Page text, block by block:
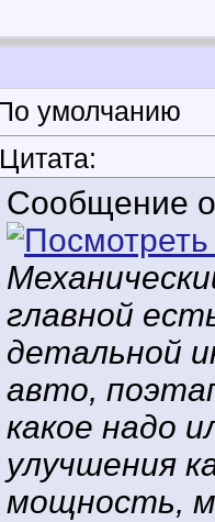
Цитата:
Сообщение
главной
детальной
авто,
какое надо
улучшения
мощность,